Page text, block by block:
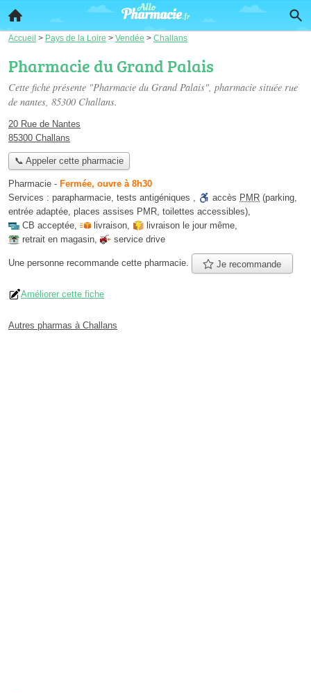
Accueil > Pays de la Loire > Vendée > Challans
Pharmacie du Grand Palais
Cette fiche présente "Pharmacie du Grand Palais", pharmacie située rue
de nantes, 85300 Challans.
20 Rue de Nantes
85300 Challans
📞 Appeler cette pharmacie
Pharmacie - Fermée, ouvre à 8h30
Services : parapharmacie, tests antigéniques , accès PMR (parking,
entrée adaptée, places assises PMR, toilettes accessibles),
CB acceptée, livraison, livraison le jour même,
retrait en magasin, service drive
Une personne recommande cette pharmacie. Je recommande
Améliorer cette fiche
Autres pharmas à Challans